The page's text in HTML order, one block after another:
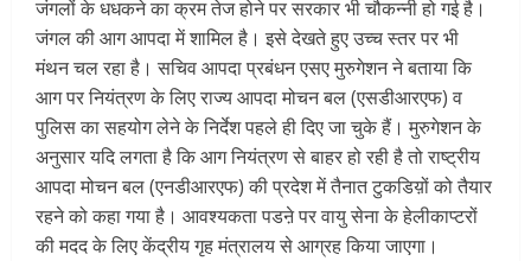
जंगलों के धधकने का क्रम तेज होने पर सरकार भी चौकन्नी हो गई है।
जंगल की आग आपदा में शामिल है। इसे देखते हुए उच्च स्तर पर भी
मंथन चल रहा है। सचिव आपदा प्रबंधन एसए मुरुगेशन ने बताया कि
आग पर नियंत्रण के लिए राज्य आपदा मोचन बल (एसडीआरएफ) व
पुलिस का सहयोग लेने के निर्देश पहले ही दिए जा चुके हैं। मुरुगेशन के
अनुसार यदि लगता है कि आग नियंत्रण से बाहर हो रही है तो राष्ट्रीय
आपदा मोचन बल (एनडीआरएफ) की प्रदेश में तैनात टुकडिय़ों को तैयार
रहने को कहा गया है। आवश्यकता पडऩे पर वायु सेना के हेलीकाप्टरों
की मदद के लिए केंद्रीय गृह मंत्रालय से आग्रह किया जाएगा।